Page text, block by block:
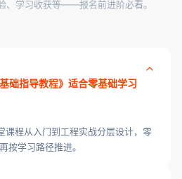
、学习收获等——报名前进阶必看。
础指导教程》适合零基础学习
课程从入门到工程实战分层设计，零
按学习路径推进。